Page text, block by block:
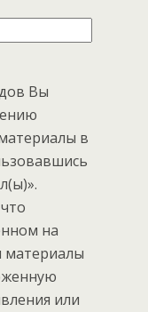
Вы
в
на
материалы
или